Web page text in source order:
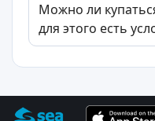
Можно ли
для этого есть